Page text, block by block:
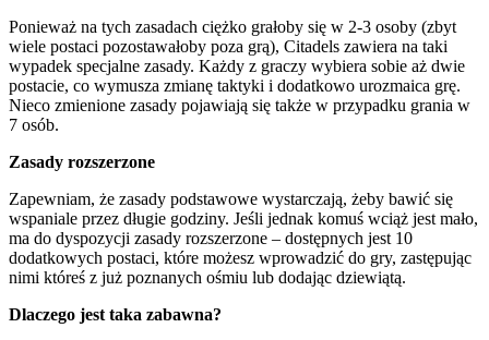
Ponieważ na tych zasadach ciężko grałoby się w 2-3 osoby (zbyt
wiele postaci pozostawałoby poza grą), Citadels zawiera na taki
wypadek specjalne zasady. Każdy z graczy wybiera sobie aż dwie
postacie, co wymusza zmianę taktyki i dodatkowo urozmaica grę.
Nieco zmienione zasady pojawiają się także w przypadku grania w
7 osób.
Zasady rozszerzone
Zapewniam, że zasady podstawowe wystarczają, żeby bawić się
wspaniale przez długie godziny. Jeśli jednak komuś wciąż jest mało,
ma do dyspozycji zasady rozszerzone – dostępnych jest 10
dodatkowych postaci, które możesz wprowadzić do gry, zastępując
nimi któreś z już poznanych ośmiu lub dodając dziewiątą.
Dlaczego jest taka zabawna?